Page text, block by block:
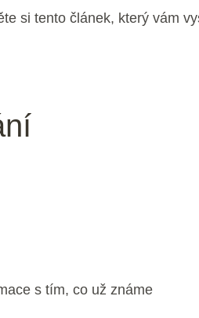
si tento článek, který vám
s tím, co už známe